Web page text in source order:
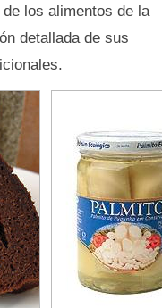
los alimentos de la
detallada de sus